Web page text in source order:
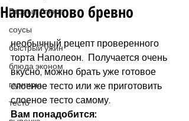
Вторые блюда
соусы
быстрый ужин
блюда эконом
гарниры
тесто
Наполеоново бревно
необычный рецепт проверенного
торта Наполеон.  Получается очень
вкусно, можно брать уже готовое
слоеное тесто или же приготовить
слоеное тесто самому.
Вам понадобится: